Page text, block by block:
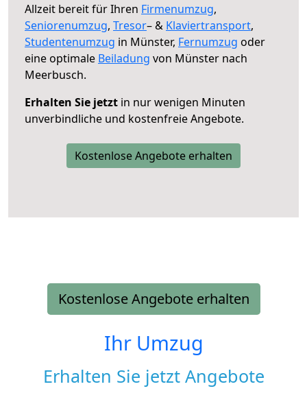
Allzeit bereit für Ihren Firmenumzug,
Seniorenumzug, Tresor– & Klaviertransport,
Studentenumzug in Münster, Fernumzug oder
eine optimale Beiladung von Münster nach
Meerbusch.
Erhalten Sie jetzt in nur wenigen Minuten
unverbindliche und kostenfreie Angebote.
Kostenlose Angebote erhalten
Kostenlose Angebote erhalten
Ihr Umzug
Erhalten Sie jetzt Angebote